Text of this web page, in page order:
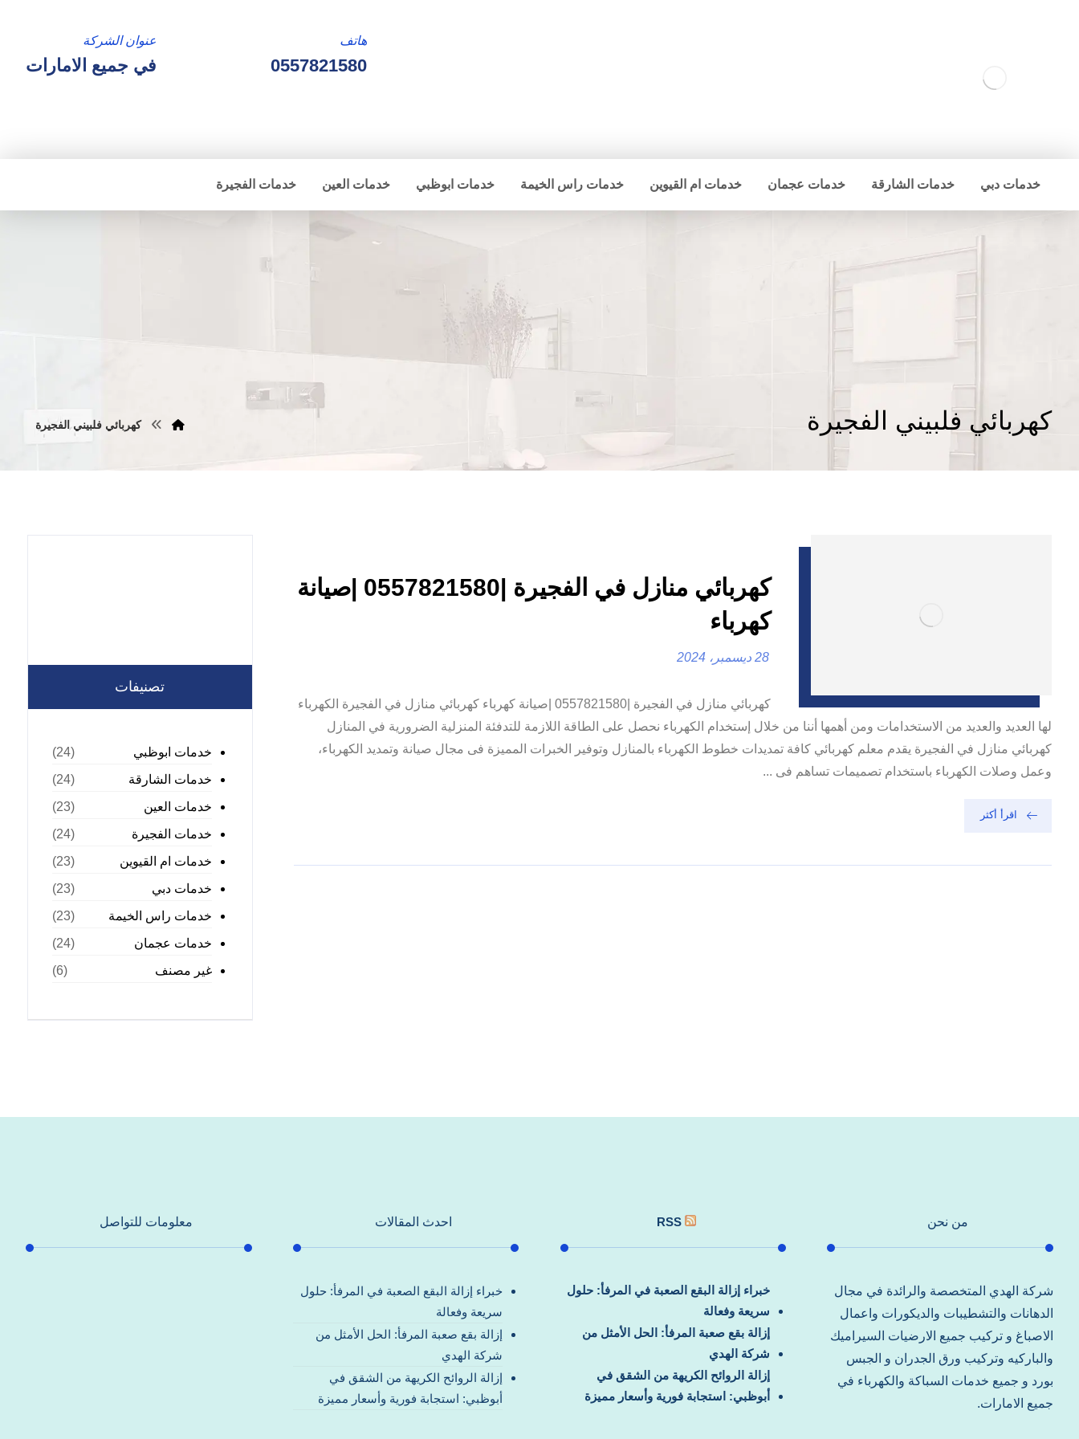
عنوان الشركة
في جميع الامارات
هاتف
0557821580
خدمات دبي خدمات الشارقة خدمات عجمان خدمات ام القيوين خدمات راس الخيمة خدمات ابوظبي خدمات العين خدمات الفجيرة
كهربائي فلبيني الفجيرة كهربائي فلبيني الفجيرة
كهربائي منازل في الفجيرة |0557821580 |صيانة
كهرباء
28 ديسمبر، 2024
كهربائي منازل في الفجيرة |0557821580 |صيانة كهرباء كهربائي منازل في الفجيرة الكهرباء
لها العديد والعديد من الاستخدامات ومن أهمها أننا من خلال إستخدام الكهرباء نحصل على الطاقة اللازمة للتدفئة المنزلية الضرورية في المنازل
كهربائي منازل في الفجيرة يقدم معلم كهربائي كافة تمديدات خطوط الكهرباء بالمنازل وتوفير الخبرات المميزة فى مجال صيانة وتمديد الكهرباء،
وعمل وصلات الكهرباء باستخدام تصميمات تساهم فى ...
اقرأ أكثر
تصنيفات
خدمات ابوظبي
(24)
خدمات الشارقة
(24)
خدمات العين
(23)
خدمات الفجيرة
(24)
خدمات ام القيوين
(23)
خدمات دبي
(23)
خدمات راس الخيمة
(23)
خدمات عجمان
(24)
غير مصنف
(6)
من نحن
شركة الهدي المتخصصة والرائدة في مجال
الدهانات والتشطيبات والديكورات واعمال
الاصباغ و تركيب جميع الارضيات السيراميك
والباركيه وتركيب ورق الجدران و الجبس
بورد و جميع خدمات السباكة والكهرباء في
جميع الامارات.
RSS
خبراء إزالة البقع الصعبة في المرفأ: حلول
سريعة وفعالة
إزالة بقع صعبة المرفأ: الحل الأمثل من
شركة الهدي
إزالة الروائح الكريهة من الشقق في
أبوظبي: استجابة فورية وأسعار مميزة
احدث المقالات
خبراء إزالة البقع الصعبة في المرفأ: حلول
سريعة وفعالة
إزالة بقع صعبة المرفأ: الحل الأمثل من
شركة الهدي
إزالة الروائح الكريهة من الشقق في
أبوظبي: استجابة فورية وأسعار مميزة
معلومات للتواصل